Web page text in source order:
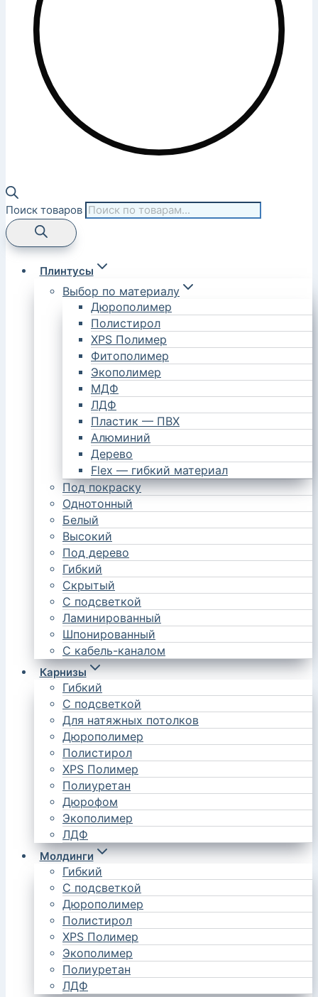
Поиск товаров
Плинтусы
Выбор по материалу
Дюрополимер
Полистирол
XPS Полимер
Фитополимер
Экополимер
МДФ
ЛДФ
Пластик — ПВХ
Алюминий
Дерево
Flex — гибкий материал
Под покраску
Однотонный
Белый
Высокий
Под дерево
Гибкий
Скрытый
С подсветкой
Ламинированный
Шпонированный
С кабель-каналом
Карнизы
Гибкий
С подсветкой
Для натяжных потолков
Дюрополимер
Полистирол
XPS Полимер
Полиуретан
Дюрофом
Экополимер
ЛДФ
Молдинги
Гибкий
С подсветкой
Дюрополимер
Полистирол
XPS Полимер
Экополимер
Полиуретан
ЛДФ